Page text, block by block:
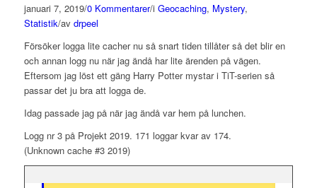
januari 7, 2019/0 Kommentarer/i Geocaching, Mystery,
Statistik/av drpeel
Försöker logga lite cacher nu så snart tiden tillåter så det blir en
och annan logg nu när jag ändå har lite ärenden på vägen.
Eftersom jag löst ett gäng Harry Potter mystar i TiT-serien så
passar det ju bra att logga de.
Idag passade jag på när jag ändå var hem på lunchen.
Logg nr 3 på Projekt 2019. 171 loggar kvar av 174.
(Unknown cache #3 2019)